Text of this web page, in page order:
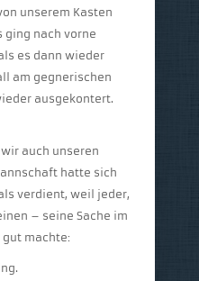
unserem Kasten
ging nach vorne
es dann wieder
am gegnerischen
ausgekontert.
auch unseren
hatte sich
verdient, weil jeder,
– seine Sache im
gut machte: